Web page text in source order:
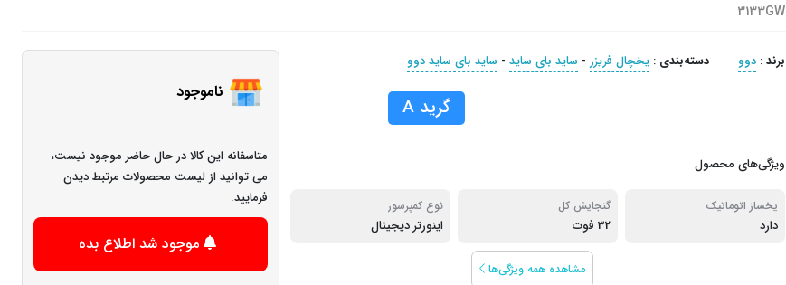
3133GW
برند: دوو دسته‌بندی : یخچال فریزر - ساید بای ساید - ساید بای ساید دوو
گرید A
ویژگی‌های محصول
یخساز اتوماتیک
دارد
گنجایش کل
32 فوت
نوع کمپرسور
اینورتر دیجیتال
مشاهده همه ویژگی‌ها
ناموجود
متاسفانه این کالا در حال حاضر موجود نیست،
می توانید از لیست محصولات مرتبط دیدن
فرمایید.
موجود شد اطلاع بده